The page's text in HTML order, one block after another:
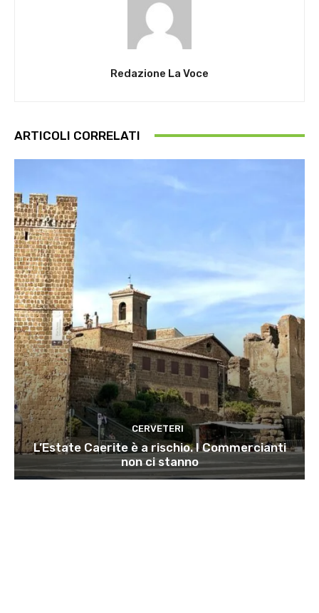
Redazione La Voce
ARTICOLI CORRELATI
CERVETERI
L’Estate Caerite è a rischio. I Commercianti
non ci stanno